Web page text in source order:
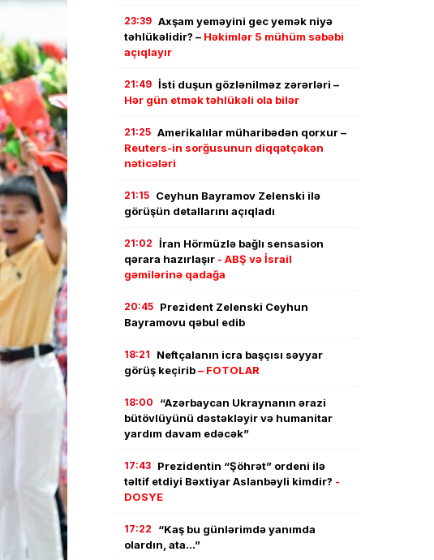
23:39 Axşam yeməyini gec yemək niyə
təhlükəlidir? – Həkimlər 5 mühüm səbəbi
açıqlayır
21:49 İsti duşun gözlənilməz zərərləri –
Hər gün etmək təhlükəli ola bilər
21:25 Amerikalılar müharibədən qorxur –
Reuters-in sorğusunun diqqətçəkən
nəticələri
21:15 Ceyhun Bayramov Zelenski ilə
görüşün detallarını açıqladı
21:02 İran Hörmüzlə bağlı sensasion
qərara hazırlaşır - ABŞ və İsrail
gəmilərinə qadağa
20:45 Prezident Zelenski Ceyhun
Bayramovu qəbul edib
18:21
Neftçalanın icra başçısı səyyar
görüş keçirib– FOTOLAR
18:00
“Azərbaycan Ukraynanın ərazi
bütövlüyünü dəstəkləyir və humanitar
yardım davam edəcək”
17:43 Prezidentin “Şöhrət” ordeni ilə
təltif etdiyi Bəxtiyar Aslanbəyli kimdir? -
DOSYE
17:22
“Kaş bu günlərimdə yanımda
olardın, ata…”